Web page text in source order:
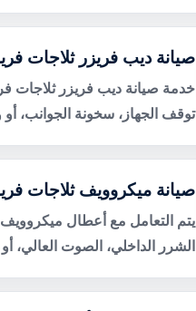
صيانة ديب فريزر ثلاجات
خدمة صيانة ديب فريزر ثلاجات
توقف الجهاز، سخونة الجوانب،
صيانة ميكروويف ثلاجات
يتم التعامل مع أعطال
الشرر الداخلي، الصوت